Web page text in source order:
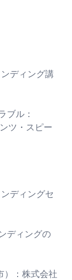
ディング講
ブル：
ツ・スピー
ディングセ
ィングの
）：株式会社